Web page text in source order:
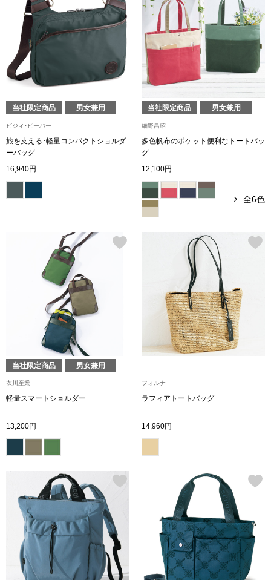
BOGARD 最新号はこちら
集
すべて見る
／チュニック
その他
ボトムス
パンツ／スラ
その他
ルーム･アン
ルームウェア
アンダーウェア
その他
バッグ
ショルダーバ
ブリーフケース
クラッチバッグ
当社限定商品 男女兼用
ビジィ･ビーバー
旅を支える･軽量コンパクトショルダ
ーバッグ
16,940円
当社限定商品 男女兼用
細野昌昭
多色帆布のポケット便利なトートバッ
グ
12,100円
全6色
当社限定商品 男女兼用
衣川産業
軽量スマートショルダー
13,200円
フォルナ
ラフィアトートバッグ
14,960円